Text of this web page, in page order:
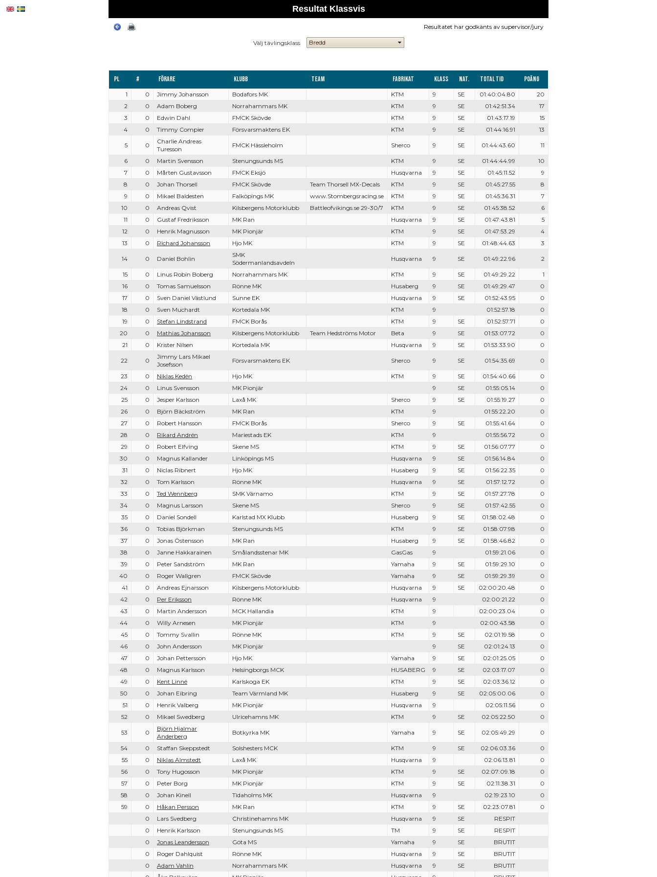
Resultat Klassvis
Resultatet har godkänts av supervisor/jury
Välj tävlingsklass
Pl # Förare Klubb Team Fabrikat Klass Nat. Total tid Poäng
1 0 Jimmy Johansson Bodafors MK KTM 9 SE 01:40:04.80
20
2
0 Adam Boberg Norrahammars MK KTM 9 SE 01:42:51.34
17
3
0 Edwin Dahl FMCK Skövde KTM 9 SE 01:43:17.19
15
4
0 Timmy Compier Försvarsmaktens EK KTM 9 SE 01:44:16.91 13
5 0
Charlie Andreas
Turesson
FMCK Hässleholm Sherco 9 SE 01:44:43.60 11
6 0 Martin Svensson Stenungsunds MS KTM 9 SE 01:44:44.99
10
7
0 Mårten Gustavsson FMCK Eksjö Husqvarna 9 SE 01:45:11.52
9
8
0 Johan Thorsell FMCK Skövde Team Thorsell MX-Decals KTM 9 SE 01:45:27.55
8
9
0 Mikael Baldesten Falköpings MK www.Stombergsracing.se KTM 9 SE 01:45:36.31
7
10
0 Andreas Qvist Kilsbergens Motorklubb Battleofvikings.se 29-30/7 KTM 9 SE 01:45:38.52
6
11
0 Gustaf Fredriksson MK Ran Husqvarna 9 SE 01:47:43.81
5
12
0 Henrik Magnusson MK Pionjär KTM 9 SE 01:47:53.29
4
13
0 Richard Johansson Hjo MK KTM 9 SE 01:48:44.63 3
14 0 Daniel Bohlin
SMK
Södermanlandsavdeln
Husqvarna 9 SE 01:49:22.96 2
15 0 Linus Robin Boberg Norrahammars MK KTM 9 SE 01:49:29.22
1
16
0 Tomas Samuelsson Rönne MK Husaberg 9 SE 01:49:29.47
0
17
0 Sven Daniel Västlund Sunne EK Husqvarna 9 SE 01:52:43.95
0
18
0 Sven Muchardt Kortedala MK KTM 9 01:52:57.18
0
19
0 Stefan Lindstrand FMCK Borås KTM 9 SE 01:52:57.71
0
20
0 Mathias Johansson Kilsbergens Motorklubb Team Hedströms Motor Beta 9 SE 01:53:07.72
0
21
0 Krister Nilsen Kortedala MK Husqvarna 9 SE 01:53:33.90 0
22 0
Jimmy Lars Mikael
Josefsson
Försvarsmaktens EK Sherco 9 SE 01:54:35.69 0
23 0 Niklas Kedén Hjo MK KTM 9 SE 01:54:40.66
0
24
0 Linus Svensson MK Pionjär 9 SE 01:55:05.14
0
25
0 Jesper Karlsson Laxå MK Sherco 9 SE 01:55:19.27
0
26
0 Björn Bäckström MK Ran KTM 9 01:55:22.20
0
27
0 Robert Hansson FMCK Borås Sherco 9 SE 01:55:41.64
0
28
0 Rikard Andrén Mariestads EK KTM 9 01:55:56.72
0
29
0 Robert Elfving Skene MS KTM 9 SE 01:56:07.77
0
30
0 Magnus Kallander Linköpings MS Husqvarna 9 SE 01:56:14.84
0
31
0 Niclas Ribnert Hjo MK Husaberg 9 SE 01:56:22.35
0
32
0 Tom Karlsson Rönne MK Husqvarna 9 SE 01:57:12.72
0
33
0 Ted Wennberg SMK Värnamo KTM 9 SE 01:57:27.78
0
34
0 Magnus Larsson Skene MS Sherco 9 SE 01:57:42.55
0
35
0 Daniel Sondell Karlstad MX Klubb Husaberg 9 SE 01:58:02.48
0
36
0 Tobias Björkman Stenungsunds MS KTM 9 SE 01:58:07.98
0
37
0 Jonas Östensson MK Ran Husaberg 9 SE 01:58:46.82
0
38
0 Janne Hakkarainen Smålandsstenar MK GasGas 9 01:59:21.06
0
39
0 Peter Sandström MK Ran Yamaha 9 SE 01:59:29.10
0
40
0 Roger Wallgren FMCK Skövde Yamaha 9 SE 01:59:29.39
0
41
0 Andreas Ejnarsson Kilsbergens Motorklubb Husqvarna 9 SE 02:00:20.48
0
42
0 Per Eriksson Rönne MK Husqvarna 9 02:00:21.22
0
43
0 Martin Andersson MCK Hallandia KTM 9 02:00:23.04
0
44
0 Willy Arnesen MK Pionjär KTM 9 02:00:43.58
0
45
0 Tommy Svallin Rönne MK KTM 9 SE 02:01:19.58
0
46
0 John Andersson MK Pionjär 9 SE 02:01:24.13
0
47
0 Johan Pettersson Hjo MK Yamaha 9 SE 02:01:25.05
0
48
0 Magnus Karlsson Helsingborgs MCK HUSABERG 9 SE 02:03:17.07
0
49
0 Kent Linné Karlskoga EK KTM 9 SE 02:03:36.12
0
50
0 Johan Eibring Team Värmland MK Husaberg 9 SE 02:05:00.06
0
51
0 Henrik Valberg MK Pionjär Husqvarna 9 02:05:11.56
0
52
0 Mikael Swedberg Ulricehamns MK KTM 9 SE 02:05:22.50 0
53 0
Björn Hjalmar
Anderberg
Botkyrka MK Yamaha 9 SE 02:05:49.29 0
54 0 Staffan Skeppstedt Solshesters MCK KTM 9 SE 02:06:03.36
0
55
0 Niklas Almstedt Laxå MK Husqvarna 9 02:06:13.81
0
56
0 Tony Hugosson MK Pionjär KTM 9 SE 02:07:09.18
0
57
0 Peter Borg MK Pionjär KTM 9 SE 02:11:38.31
0
58
0 Johan Kinell Tidaholms MK Husqvarna 9 02:19:23.10
0
59
0 Håkan Persson MK Ran KTM 9 SE 02:23:07.81
0
0
Lars Svedberg Christinehamns MK Husqvarna 9 SE
RESPIT
0
Henrik Karlsson Stenungsunds MS TM 9 SE
RESPIT
0
Jonas Leandersson Göta MS Yamaha 9 SE
BRUTIT
0
Roger Dahlquist Rönne MK Husqvarna 9 SE
BRUTIT
0
Adam Vahlin Norrahammars MK Husqvarna 9 SE
BRUTIT